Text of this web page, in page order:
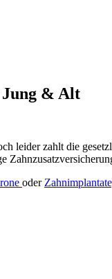
Jung & Alt
leider zahlt die
oder